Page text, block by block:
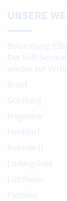
UNSERE
Boizenburg/
Der Self-
wieder zur
Brüel
Goldberg
Hagenow
Heiddorf
Kobrow II
Ludwigslust
Lübtheen
Parchim